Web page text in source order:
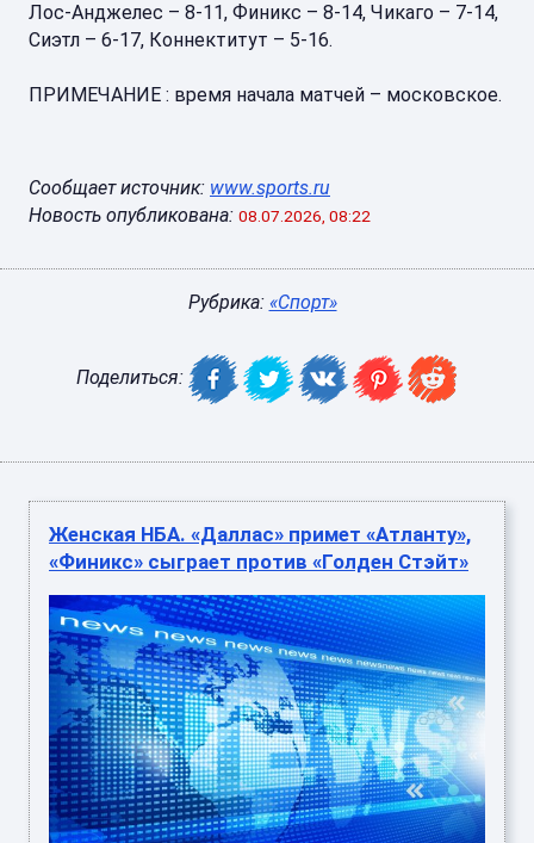
Лос-Анджелес – 8-11, Финикс – 8-14, Чикаго – 7-14,
Сиэтл – 6-17, Коннектитут – 5-16.
ПРИМЕЧАНИЕ : время начала матчей – московское.
Сообщает источник: www.sports.ru
Новость опубликована: 08.07.2026, 08:22
Рубрика: «Спорт»
Поделиться:
Женская НБА. «Даллас» примет «Атланту»,
«Финикс» сыграет против «Голден Стэйт»